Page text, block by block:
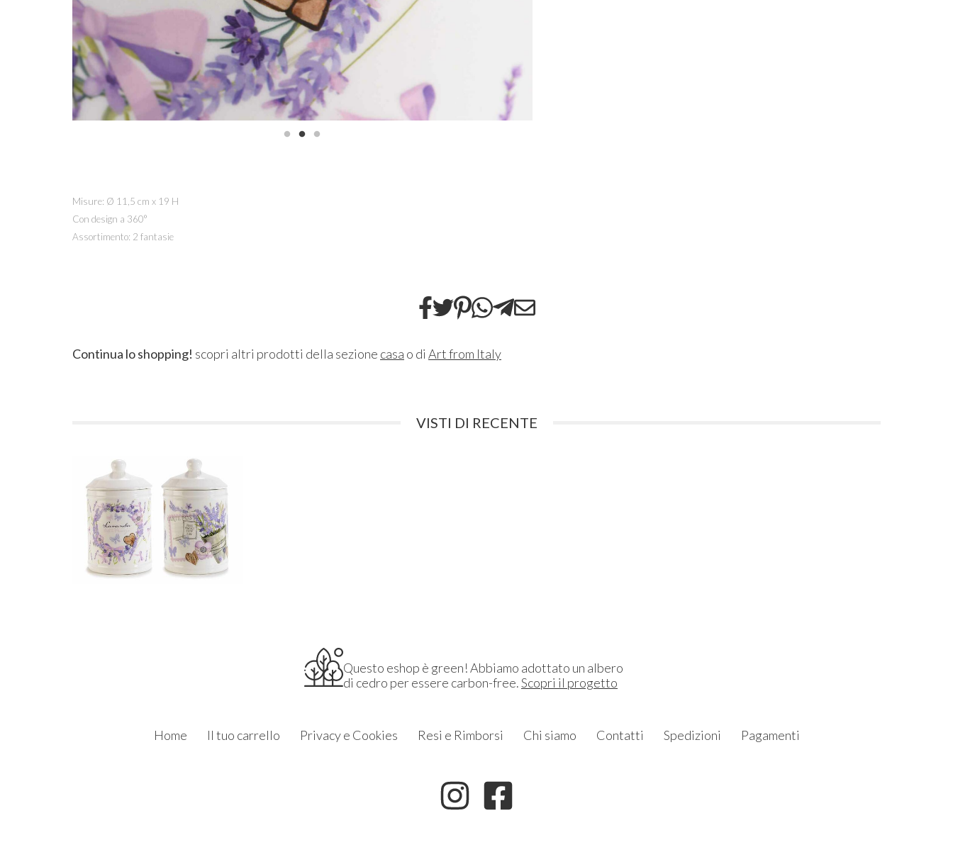
Misure: Ø 11,5 cm x 19 H
Con design a 360°
Assortimento: 2 fantasie
Continua lo shopping! scopri altri prodotti della sezione casa o di Art from Italy
VISTI DI RECENTE
Questo eshop è green! Abbiamo adottato un albero
di cedro per essere carbon-free.Scopri il progetto
Home Il tuo carrello Privacy e Cookies Resi e Rimborsi Chi siamo Contatti Spedizioni Pagamenti